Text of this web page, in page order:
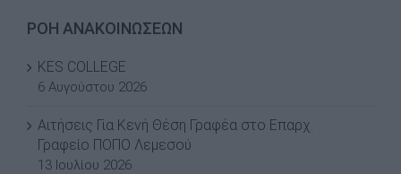
ΡΟΗ ΑΝΑΚΟΙΝΩΣΕΩΝ
KES COLLEGE
6 Αυγούστου 2026
Αιτήσεις Για Κενή Θέση Γραφέα στο Επαρχ.
Γραφείο ΠΟΠΟ Λεμεσού
13 Ιουλίου 2026